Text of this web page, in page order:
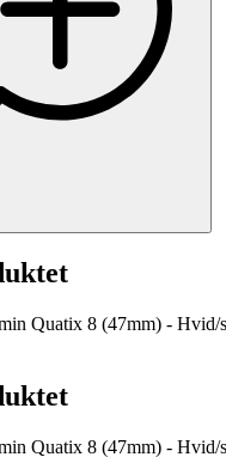
Quatix 8 (47mm) - Hvid/
Quatix 8 (47mm) - Hvid/